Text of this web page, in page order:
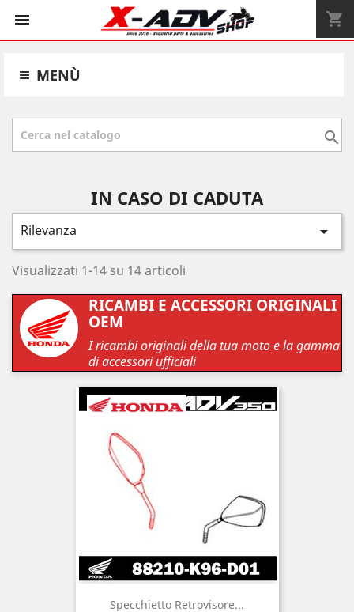
 shopping_cart
MENÙ

IN CASO DI CADUTA
Rilevanza 
Visualizzati 1-14 su 14 articoli
RICAMBI E ACCESSORI ORIGINALI
OEM
I ricambi originali della tua moto e la gamma
di accessori ufficiali
Specchietto Retrovisore...